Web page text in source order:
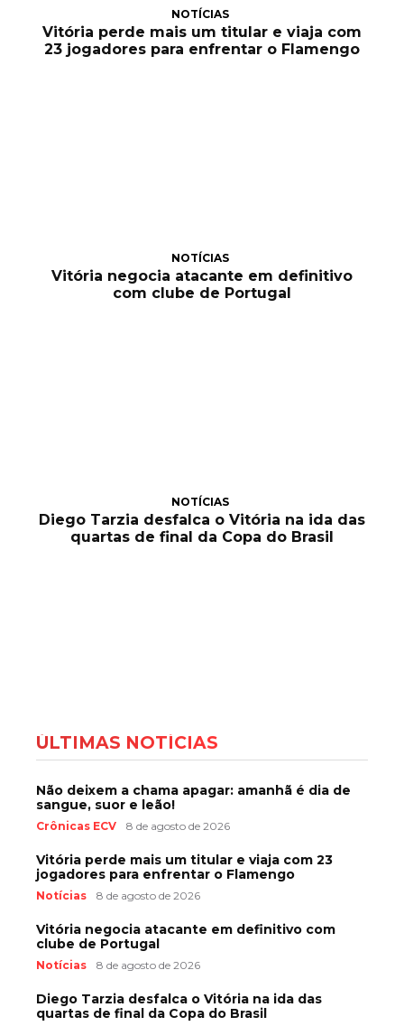
NOTÍCIAS
Vitória perde mais um titular e viaja com
23 jogadores para enfrentar o Flamengo
NOTÍCIAS
Vitória negocia atacante em definitivo
com clube de Portugal
NOTÍCIAS
Diego Tarzia desfalca o Vitória na ida das
quartas de final da Copa do Brasil
ÚLTIMAS NOTÍCIAS
Não deixem a chama apagar: amanhã é dia de
sangue, suor e leão!
Crônicas ECV 8 de agosto de 2026
Vitória perde mais um titular e viaja com 23
jogadores para enfrentar o Flamengo
Notícias 8 de agosto de 2026
Vitória negocia atacante em definitivo com
clube de Portugal
Notícias 8 de agosto de 2026
Diego Tarzia desfalca o Vitória na ida das
quartas de final da Copa do Brasil